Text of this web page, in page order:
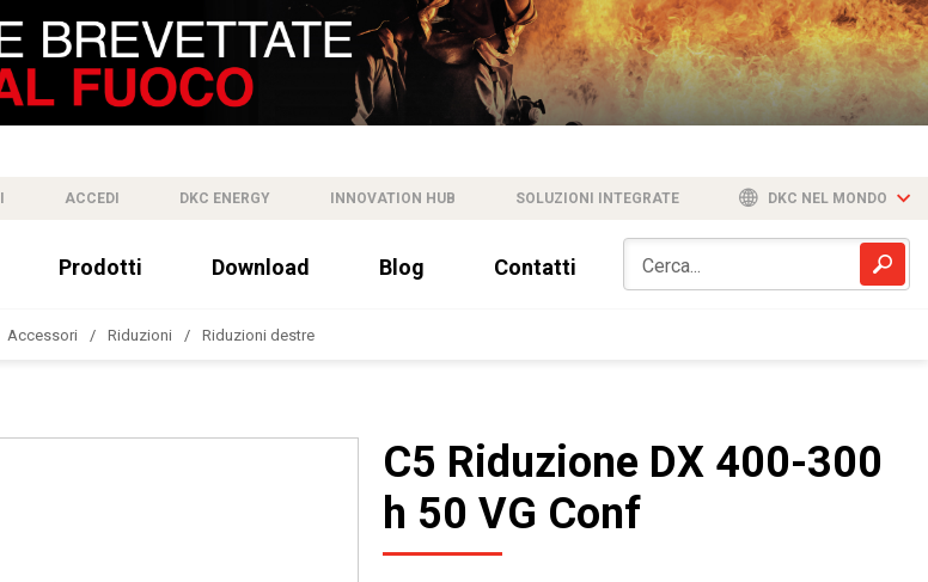
ACCEDI DKC ENERGY INNOVATION HUB SOLUZIONI INTEGRATE DKC NEL MONDO
Prodotti Download Blog Contatti
Accessori Riduzioni Riduzioni destre
C5 Riduzione DX 400-300
h 50 VG Conf